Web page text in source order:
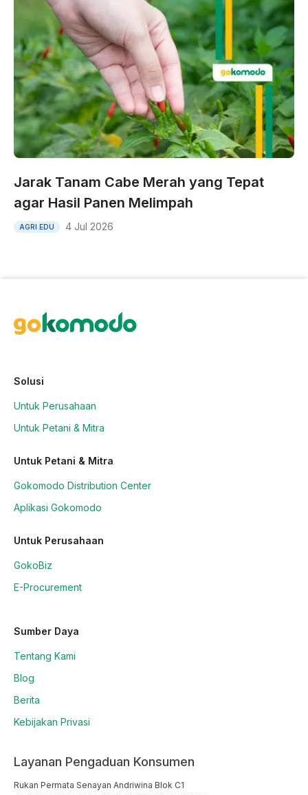
Jarak Tanam Cabe Merah yang Tepat
agar Hasil Panen Melimpah
AGRI EDU 4 Jul 2026
Solusi
Untuk Perusahaan
Untuk Petani & Mitra
Untuk Petani & Mitra
Gokomodo Distribution Center
Aplikasi Gokomodo
Untuk Perusahaan
GokoBiz
E-Procurement
Sumber Daya
Tentang Kami
Blog
Berita
Kebijakan Privasi
Layanan Pengaduan Konsumen
Rukan Permata Senayan Andriwina Blok C1